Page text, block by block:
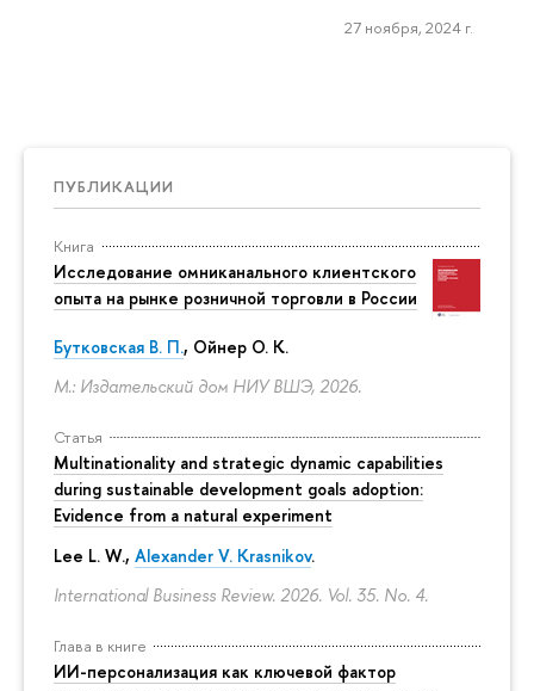
ПУБЛИКАЦИИ
Книга
Исследование омниканального клиентского
опыта на рынке розничной торговли в России
Бутковская В. П., Ойнер О. К.
М.: Издательский дом НИУ ВШЭ, 2026.
Статья
Multinationality and strategic dynamic capabilities
during sustainable development goals adoption:
Evidence from a natural experiment
Lee L. W., Alexander V. Krasnikov.
International Business Review. 2026. Vol. 35. No. 4.
Глава в книге
ИИ-персонализация как ключевой фактор
27 ноября, 2024 г.